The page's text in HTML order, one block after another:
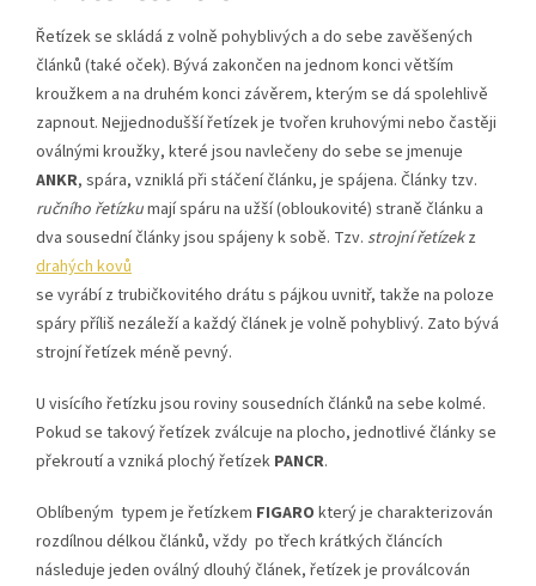
Řetízek se skládá z volně pohyblivých a do sebe zavěšených
článků (také oček). Bývá zakončen na jednom konci větším
kroužkem a na druhém konci závěrem, kterým se dá spolehlivě
zapnout. Nejjednodušší řetízek je tvořen kruhovými nebo častěji
oválnými kroužky, které jsou navlečeny do sebe se jmenuje
ANKR, spára, vzniklá při stáčení článku, je spájena. Články tzv.
ručního řetízkumají spáru na užší (obloukovité) straně článku a
dva sousední články jsou spájeny k sobě. Tzv. strojní řetízekz
drahých kovů
se vyrábí z trubičkovitého drátu s pájkou uvnitř, takže na poloze
spáry příliš nezáleží a každý článek je volně pohyblivý. Zato bývá
strojní řetízek méně pevný.
U visícího řetízku jsou roviny sousedních článků na sebe kolmé.
Pokud se takový řetízek zválcuje na plocho, jednotlivé články se
překroutí a vzniká plochý řetízek PANCR.
Oblíbeným typem je řetízkem FIGARO který je charakterizován
rozdílnou délkou článků, vždy po třech krátkých článcích
následuje jeden oválný dlouhý článek, řetízek je proválcován